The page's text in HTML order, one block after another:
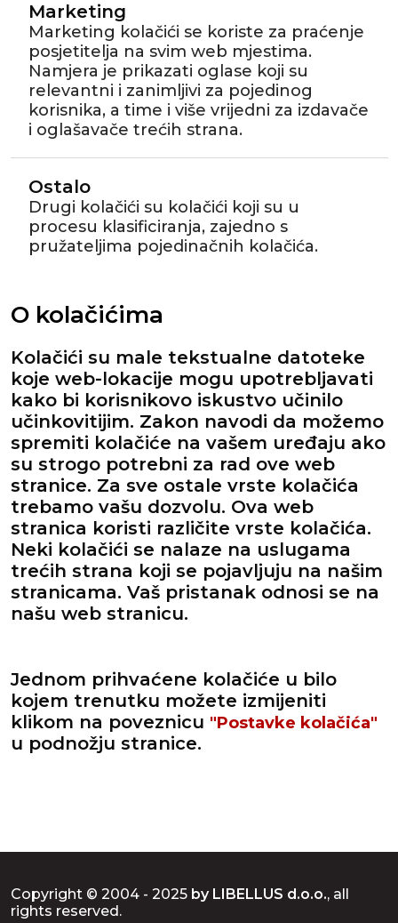
Marketing
Marketing kolačići se koriste za praćenje
posjetitelja na svim web mjestima.
Namjera je prikazati oglase koji su
relevantni i zanimljivi za pojedinog
korisnika, a time i više vrijedni za izdavače
i oglašavače trećih strana.
Ostalo
Drugi kolačići su kolačići koji su u
procesu klasificiranja, zajedno s
pružateljima pojedinačnih kolačića.
O kolačićima
Kolačići su male tekstualne datoteke
koje web-lokacije mogu upotrebljavati
kako bi korisnikovo iskustvo učinilo
učinkovitijim. Zakon navodi da možemo
spremiti kolačiće na vašem uređaju ako
su strogo potrebni za rad ove web
stranice. Za sve ostale vrste kolačića
trebamo vašu dozvolu. Ova web
stranica koristi različite vrste kolačića.
Neki kolačići se nalaze na uslugama
trećih strana koji se pojavljuju na našim
stranicama. Vaš pristanak odnosi se na
našu web stranicu.
Jednom prihvaćene kolačiće u bilo
kojem trenutku možete izmijeniti
klikom na poveznicu "Postavke kolačića"
u podnožju stranice.
Copyright © 2004 - 2025 by LIBELLUS d.o.o., all
rights reserved.